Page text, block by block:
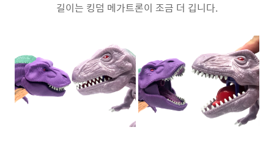
길이는 킹덤 메가트론이 조금 더 깁니다.